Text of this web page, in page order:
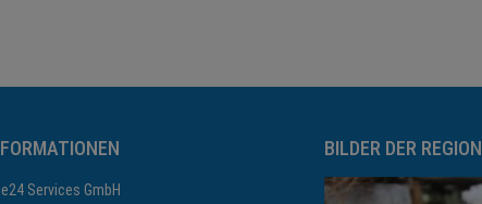
Services GmbH
BILDER DER REGION